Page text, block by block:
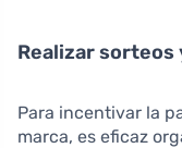
Realizar sorteos
Para incentivar la
marca, es eficaz